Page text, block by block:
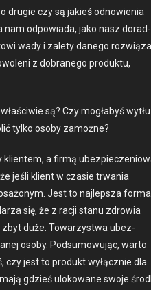
drugie czy są jakieś odnowienia
nam odpowia­da, jako nasz dorad­
wady i zale­ty danego
z dobranego pro­duk­tu,
są? Czy mogłabyś
tylko oso­by zamożne?
a fir­mą
jeśli klient w cza­sie trwa­nia
Jest to najlep­sza for­ma
się, że z racji stanu zdrowia
zbyt duże. Towarzyst­wa ubez­
oso­by. Pod­sumowu­jąc, warto
czy jest to pro­dukt wyłącznie dla
gdzieś ulokowane swo­je